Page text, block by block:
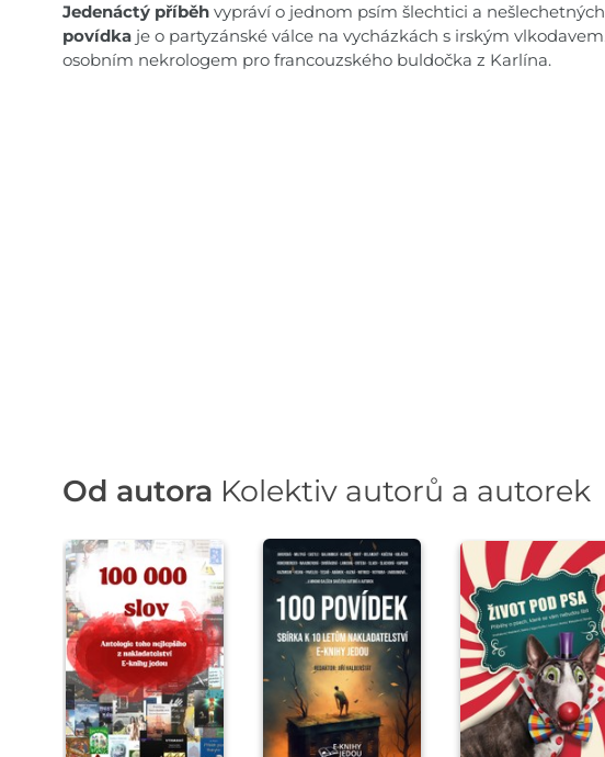
Jedenáctý příběh vypráví o jednom psím šlechtici a
povídka je o partyzánské válce na vycházkách s irským
osobním nekrologem pro francouzského buldočka z Karlína.
Od autora Kolektiv autorů a autorek